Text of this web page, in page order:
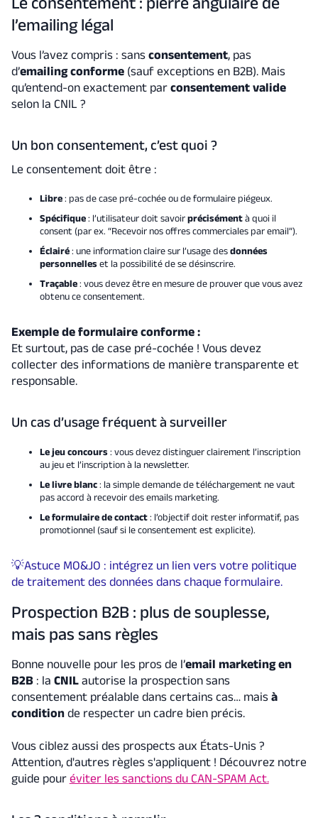
l’emailing légal
Vous l’avez compris : sans consentement, pas
d’emailing conforme(sauf exceptions en B2B). Mais
qu’entend-on exactement par consentement valide
selon la CNIL ?
Un bon consentement, c’est quoi ?
Le consentement doit être :
Libre: pas de case pré-cochée ou de formulaire piégeux.
Spécifique: l’utilisateur doit savoirprécisémentà quoi il
consent (par ex. “Recevoir nos offres commerciales par email”).
Éclairé: une information claire sur l’usage desdonnées
personnelles et la possibilité de se désinscrire.
Traçable: vous devez être en mesure de prouver que vous avez
obtenu ce consentement.
Exemple de formulaire conforme :
Et surtout, pas de case pré-cochée ! Vous devez
collecter des informations de manière transparente et
responsable.
Un cas d’usage fréquent à surveiller
Le jeu concours : vous devez distinguer clairement l’inscription
au jeu et l’inscription à la newsletter.
Le livre blanc: la simple demande de téléchargement ne vaut
pas accord à recevoir des emails marketing.
Le formulaire de contact: l’objectif doit rester informatif, pas
promotionnel (sauf si le consentement est explicite).
💡Astuce MO&JO : intégrez un lien vers votre politique
de traitement des données dans chaque formulaire.
Prospection B2B : plus de souplesse,
mais pas sans règles
Bonne nouvelle pour les pros de l’email marketing en
B2B: la CNILautorise la prospection sans
consentement préalable dans certains cas… mais à
conditionde respecter un cadre bien précis.
Vous ciblez aussi des prospects aux États-Unis ?
Attention, d'autres règles s'appliquent ! Découvrez notre
guide pour éviter les sanctions du CAN-SPAM Act.